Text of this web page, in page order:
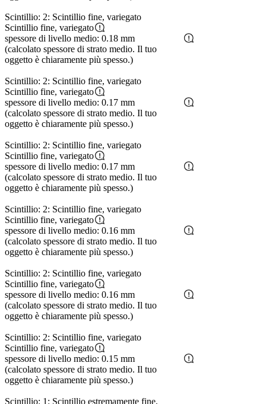
Scintillio: 2: Scintillio fine, variegato
Scintillio fine, variegato
spessore di livello medio: 0.18 mm
(calcolato spessore di strato medio. Il tuo
oggetto è chiaramente più spesso.)
Scintillio: 2: Scintillio fine, variegato
Scintillio fine, variegato
spessore di livello medio: 0.17 mm
(calcolato spessore di strato medio. Il tuo
oggetto è chiaramente più spesso.)
Scintillio: 2: Scintillio fine, variegato
Scintillio fine, variegato
spessore di livello medio: 0.17 mm
(calcolato spessore di strato medio. Il tuo
oggetto è chiaramente più spesso.)
Scintillio: 2: Scintillio fine, variegato
Scintillio fine, variegato
spessore di livello medio: 0.16 mm
(calcolato spessore di strato medio. Il tuo
oggetto è chiaramente più spesso.)
Scintillio: 2: Scintillio fine, variegato
Scintillio fine, variegato
spessore di livello medio: 0.16 mm
(calcolato spessore di strato medio. Il tuo
oggetto è chiaramente più spesso.)
Scintillio: 2: Scintillio fine, variegato
Scintillio fine, variegato
spessore di livello medio: 0.15 mm
(calcolato spessore di strato medio. Il tuo
oggetto è chiaramente più spesso.)
Scintillio: 1: Scintillio estremamente fine,